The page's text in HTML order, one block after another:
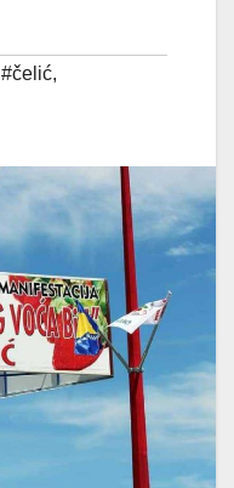
#čelić,